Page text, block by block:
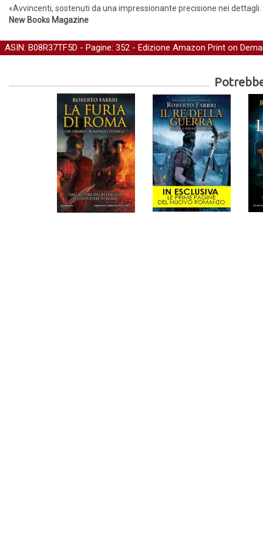
«Avvincenti, sostenuti da una impressionante precisione nei
New Books Magazine
ASIN: B08R37TF5D - Pagine: 352 - Edizione Amazon Print on